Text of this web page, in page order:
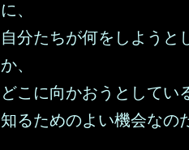
に、
自分たちが何をしようと
か、
どこに向かおうとしてい
知るためのよい機会なの